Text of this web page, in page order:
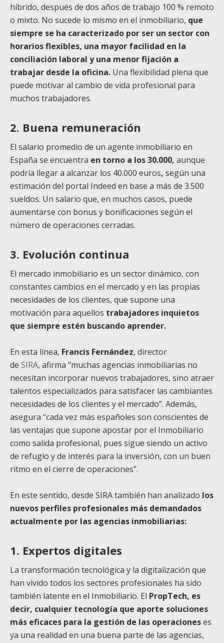
híbrido, después de dos años de trabajo 100 % remoto
o mixto. No sucede lo mismo en el inmobiliario, que
siempre se ha caracterizado por ser un sector con
horarios flexibles, una mayor facilidad en la
conciliación laboral y una menor fijación a
trabajar desde la oficina. Una flexibilidad plena que
puede motivar al cambio de vida profesional para
muchos trabajadores.
2. Buena remuneración
El salario promedio de un agente inmobiliario en
España se encuentra en torno a los 30.000, aunque
podría llegar a alcanzar los 40.000 euros, según una
estimación del portal Indeed en base a más de 3.500
sueldos. Un salario que, en muchos casos, puede
aumentarse con bonus y bonificaciones según el
número de operaciones cerradas.
3. Evolución continua
El mercado inmobiliario es un sector dinámico, con
constantes cambios en el mercado y en las propias
necesidades de los clientes, que supone una
motivación para aquellos trabajadores inquietos
que siempre estén buscando aprender.
En esta línea, Francis Fernández, director
de SIRA, afirma “muchas agencias inmobiliarias no
necesitan incorporar nuevos trabajadores, sino atraer
talentos especializados para satisfacer las cambiantes
necesidades de los clientes y el mercado”. Además,
asegura “cada vez más españoles son conscientes de
las ventajas que supone apostar por el Inmobiliario
como salida profesional, pues sigue siendo un activo
de refugio y de interés para la inversión, con un buen
ritmo en el cierre de operaciones”.
En este sentido, desde SIRA también han analizado los
nuevos perfiles profesionales más demandados
actualmente por las agencias inmobiliarias:
1. Expertos digitales
La transformación tecnológica y la digitalización que
han vivido todos los sectores profesionales ha sido
también latente en el Inmobiliario. El PropTech, es
decir, cualquier tecnología que aporte soluciones
más eficaces para la gestión de las operacioneses
ya una realidad en una buena parte de las agencias,